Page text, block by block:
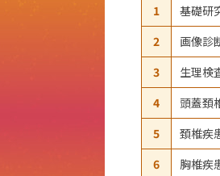
1
基礎研
2
画像診
3
生理検
4
頭蓋頚
5
頚椎疾
6
胸椎疾